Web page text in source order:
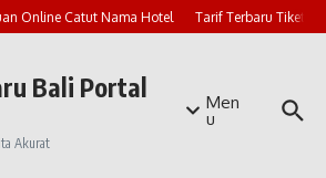
Online Catut Nama Hotel Tarif Terbaru Tiket
Bali Portal
Akurat
Men
u